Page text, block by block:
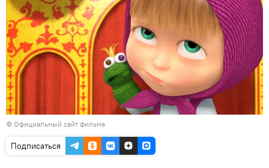
© Официальный сайт фильма
Подписаться